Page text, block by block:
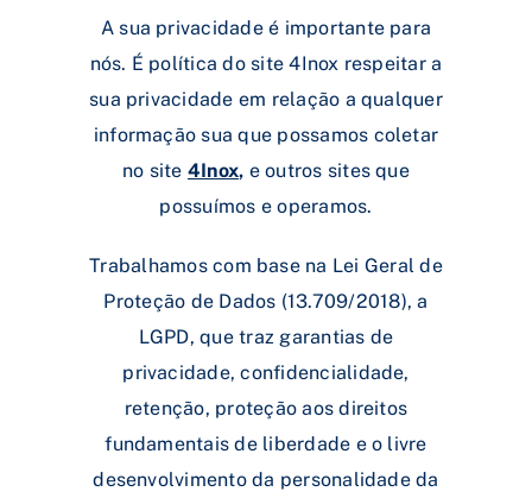
A sua privacidade é importante para
nós. É política do site 4Inox respeitar a
sua privacidade em relação a qualquer
informação sua que possamos coletar
no site 4Inox, e outros sites que
possuímos e operamos.
Trabalhamos com base na Lei Geral de
Proteção de Dados (13.709/2018), a
LGPD, que traz garantias de
privacidade, confidencialidade,
retenção, proteção aos direitos
fundamentais de liberdade e o livre
desenvolvimento da personalidade da